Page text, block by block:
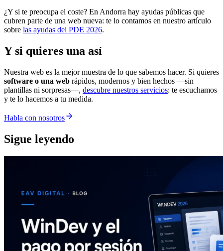
¿Y si te preocupa el coste? En Andorra hay ayudas públicas que
cubren parte de una web nueva: te lo contamos en nuestro artículo
sobre las ayudas del PDE 2026.
Y si quieres una así
Nuestra web es la mejor muestra de lo que sabemos hacer. Si quieres
software o una web rápidos, modernos y bien hechos —sin
plantillas ni sorpresas—, descubre nuestros servicios: te escuchamos
y te lo hacemos a tu medida.
Habla con nosotros
Sigue leyendo